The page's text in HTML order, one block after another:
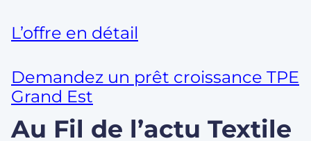
L’offre en détail
Demandez un prêt croissance TPE
Grand Est
Au Fil de l’actu Textile